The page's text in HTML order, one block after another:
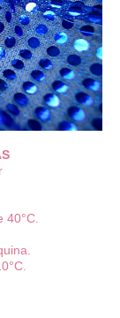
40°C.